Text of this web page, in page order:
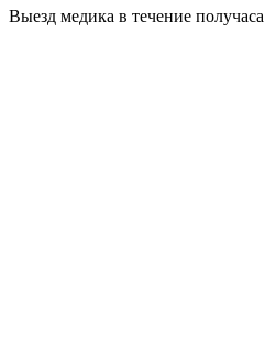
Выезд медика в течение получаса